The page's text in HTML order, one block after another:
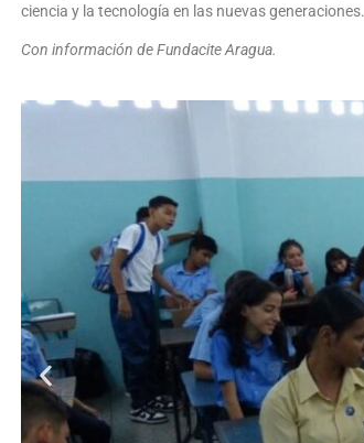
ciencia y la tecnología en las nuevas generaciones.
Con información de Fundacite Aragua.